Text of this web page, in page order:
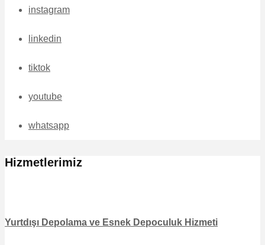
instagram
linkedin
tiktok
youtube
whatsapp
Hizmetlerimiz
Yurtdışı Depolama ve Esnek Depoculuk Hizmeti